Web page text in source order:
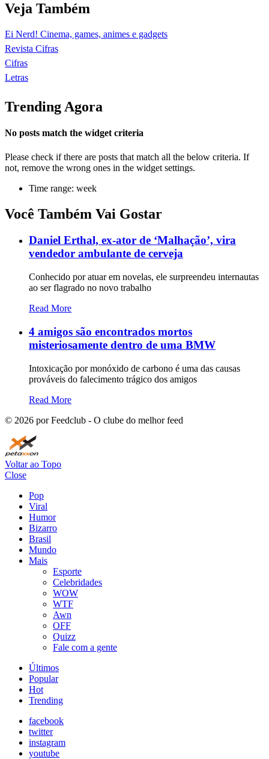
Veja Também
Ei Nerd! Cinema, games, animes e gadgets
Revista Cifras
Cifras
Letras
Trending Agora
No posts match the widget criteria
Please check if there are posts that match all the below criteria. If
not, remove the wrong ones in the widget settings.
Time range: week
Você Também Vai Gostar
Daniel Erthal, ex-ator de ‘Malhação’, vira
vendedor ambulante de cerveja
Conhecido por atuar em novelas, ele surpreendeu internautas
ao ser flagrado no novo trabalho
Read More
4 amigos são encontrados mortos
misteriosamente dentro de uma BMW
Intoxicação por monóxido de carbono é uma das causas
prováveis do falecimento trágico dos amigos
Read More
© 2026 por Feedclub - O clube do melhor feed
Voltar ao Topo
Close
Pop
Viral
Humor
Bizarro
Brasil
Mundo
Mais
Esporte
Celebridades
WOW
WTF
Awn
OFF
Quizz
Fale com a gente
Últimos
Popular
Hot
Trending
facebook
twitter
instagram
youtube